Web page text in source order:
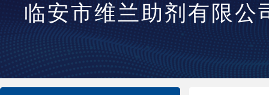
临安市维兰助剂有限公